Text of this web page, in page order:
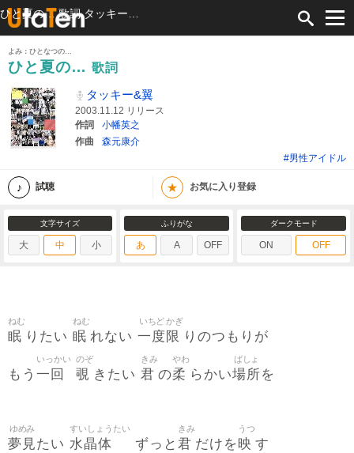
よみ：ひとなつの…
ひと夏の… 歌詞
タッキー&翼
2003.11.12 リリース
作詞
小幡英之
作曲
森元康介
#男性アイドル
試聴 ★ お気に入り登録
文字サイズ
大 中 小
ふりがな
あ A OFF
ダークモード
ON OFF
眠
ねむ
りたい 眠
ねむ
れない 一度
いちど
限
かぎ
りのつもりが
もう 一回
いっかい
覗
のぞ
きたい 君
きみ
の柔
やわ
らかい場所
ばしょ
を
夢見
ゆめみ
たい 水晶体
すいしょうたい
ずっと 君
きみ
だけを映
うつ
す